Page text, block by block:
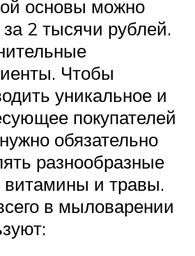
основы можно
за 2 тысячи рублей.
Чтобы
уникальное и
покупателей
обязательно
разнообразные
витамины и травы.
в мыловарении